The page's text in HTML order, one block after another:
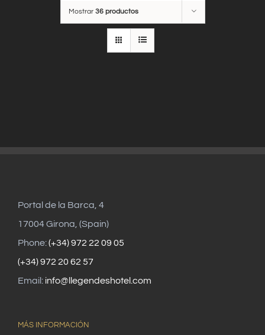
Mostrar 36 productos
Portal de la Barca, 4
17004 Girona, (Spain)
Phone:(+34) 972 22 09 05
(+34) 972 20 62 57
Email: info@llegendeshotel.com
MÁS INFORMACIÓN